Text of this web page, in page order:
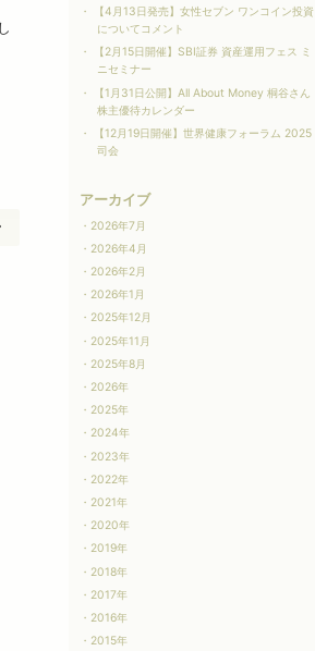
【4月13日発売】女性セブン ワンコイン投資
についてコメント
【2月15日開催】SBI証券 資産運用フェス ミ
ニセミナー
【1月31日公開】All About Money 桐谷さん
株主優待カレンダー
【12月19日開催】世界健康フォーラム 2025
司会
アーカイブ
2026年7月
2026年4月
2026年2月
2026年1月
2025年12月
2025年11月
2025年8月
2026年
2025年
2024年
2023年
2022年
2021年
2020年
2019年
2018年
2017年
2016年
2015年